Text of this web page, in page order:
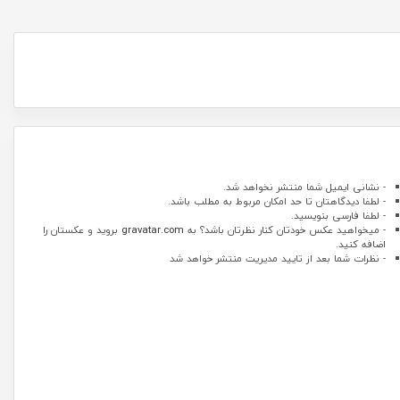
- نشانی ایمیل شما منتشر نخواهد شد.
- لطفا دیدگاهتان تا حد امکان مربوط به مطلب باشد.
- لطفا فارسی بنویسید.
- میخواهید عکس خودتان کنار نظرتان باشد؟ به gravatar.com بروید و عکستان را
اضافه کنید.
- نظرات شما بعد از تایید مدیریت منتشر خواهد شد